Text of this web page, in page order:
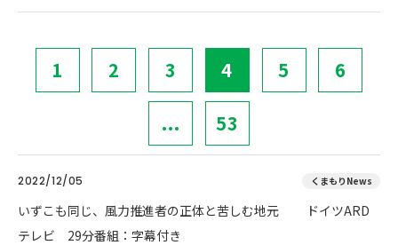
1 2 3 4 5 6
... 53
2022/12/05 くまもりNews
いずこも同じ、風力推進者の正体と苦しむ地元 ドイツARD
テレビ 29分番組：字幕付き